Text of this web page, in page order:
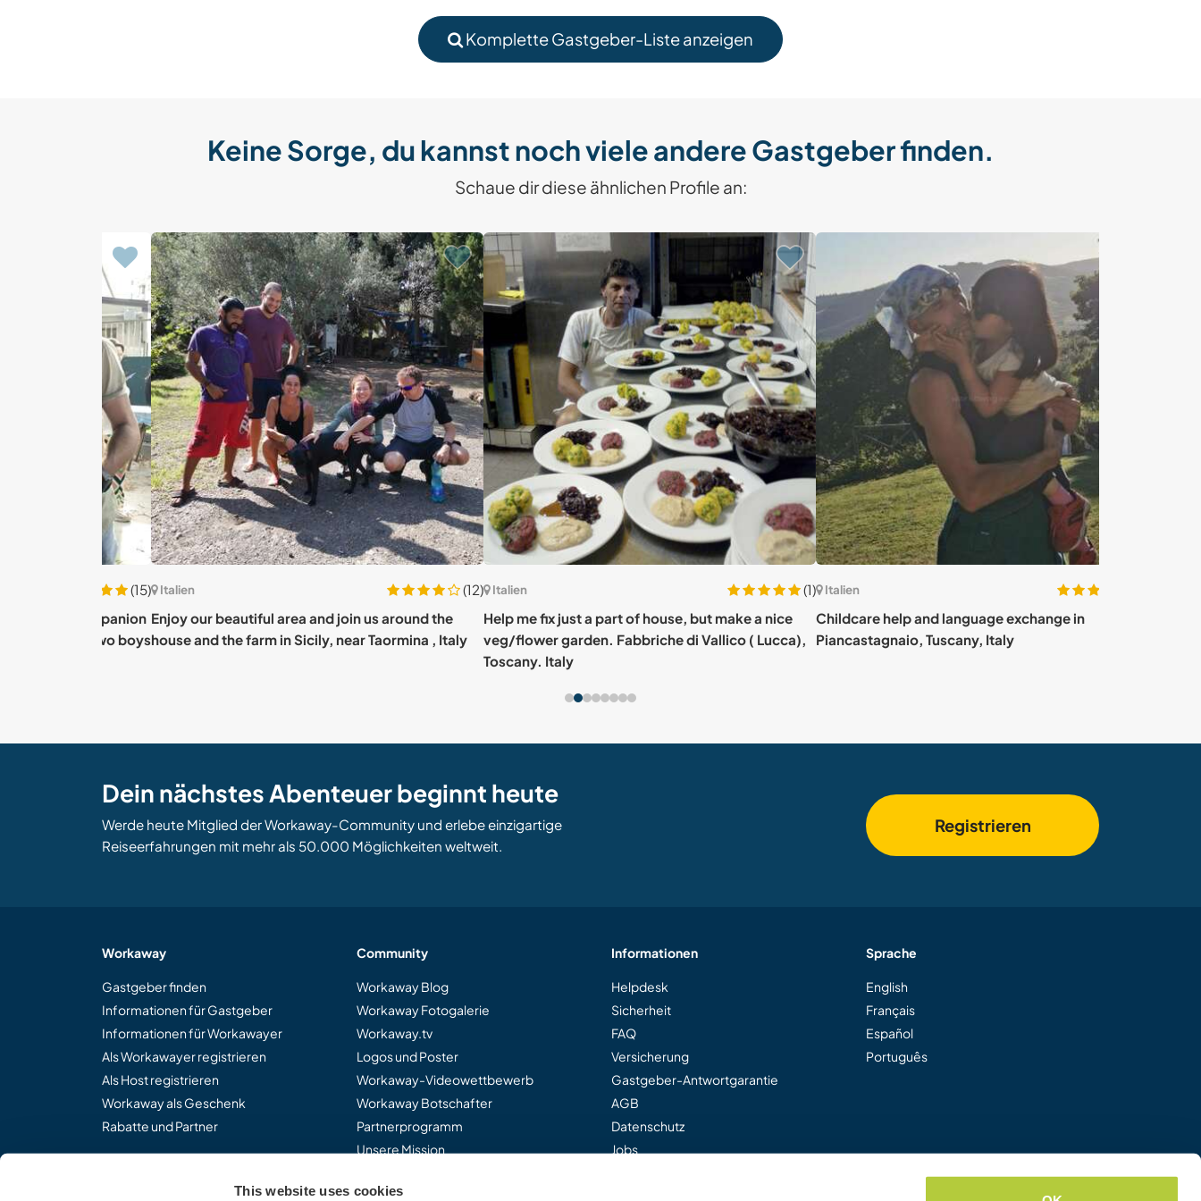
This website uses cookies
Komplette Gastgeber-Liste anzeigen
Keine Sorge, du kannst noch viele andere Gastgeber finden.
Schaue dir diese ähnlichen Profile an:
Italien
(12)
Enjoy our beautiful area and join us around the
house and the farm in Sicily, near Taormina , Italy
Italien
(1)
Help me fix just a part of house, but make a nice
veg/flower garden. Fabbriche di Vallico ( Lucca),
Toscany. Italy
Italien
(6)
Childcare help and language exchange in
Piancastagnaio, Tuscany, Italy
Dein nächstes Abenteuer beginnt heute
Werde heute Mitglied der Workaway-Community und erlebe einzigartige
Reiseerfahrungen mit mehr als 50.000 Möglichkeiten weltweit.
Registrieren
Workaway
Gastgeber finden
Informationen für Gastgeber
Informationen für Workawayer
Als Workawayer registrieren
Als Host registrieren
Workaway als Geschenk
Rabatte und Partner
Community
Workaway Blog
Workaway Fotogalerie
Workaway.tv
Logos und Poster
Workaway-Videowettbewerb
Workaway Botschafter
Partnerprogramm
Unsere Mission
Informationen
Helpdesk
Sicherheit
FAQ
Versicherung
Gastgeber-Antwortgarantie
AGB
Datenschutz
Jobs
Sprache
English
Français
Español
Português